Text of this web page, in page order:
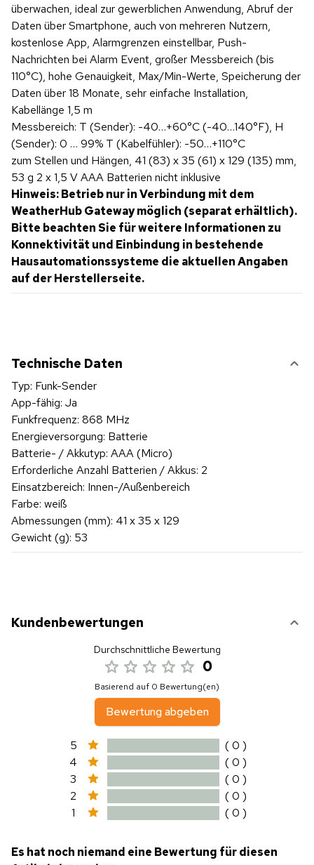
überwachen, ideal zur gewerblichen Anwendung, Abruf der
Daten über Smartphone, auch von mehreren Nutzern,
kostenlose App, Alarmgrenzen einstellbar, Push-
Nachrichten bei Alarm Event, großer Messbereich (bis
110°C), hohe Genauigkeit, Max/Min-Werte, Speicherung der
Daten über 18 Monate, sehr einfache Installation,
Kabellänge 1,5 m
Messbereich: T (Sender): -40…+60°C (-40…140°F), H
(Sender): 0 … 99% T (Kabelfühler): -50…+110°C
zum Stellen und Hängen, 41 (83) x 35 (61) x 129 (135) mm,
53 g 2 x 1,5 V AAA Batterien nicht inklusive
Hinweis: Betrieb nur in Verbindung mit dem
WeatherHub Gateway möglich (separat erhältlich).
Bitte beachten Sie für weitere Informationen zu
Konnektivität und Einbindung in bestehende
Hausautomationssysteme die aktuellen Angaben
auf der Herstellerseite.
Technische Daten
Typ: Funk-Sender
App-fähig: Ja
Funkfrequenz: 868 MHz
Energieversorgung: Batterie
Batterie- / Akkutyp: AAA (Micro)
Erforderliche Anzahl Batterien / Akkus: 2
Einsatzbereich: Innen-/Außenbereich
Farbe: weiß
Abmessungen (mm): 41 x 35 x 129
Gewicht (g): 53
Kundenbewertungen
Durchschnittliche Bewertung
0
Basierend auf 0 Bewertung(en)
Bewertung abgeben
5
( 0 )
4
( 0 )
3
( 0 )
2
( 0 )
1
( 0 )
Es hat noch niemand eine Bewertung für diesen